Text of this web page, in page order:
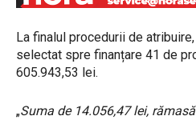
La finalul procedurii de
selectat spre finanțare 41 de
605.943,53 lei.
„Suma de 14.056,47 lei,